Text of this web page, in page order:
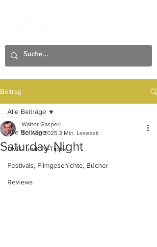
Beitrag
Alle Beiträge
DVD- und TV-Tipps
Festivals, Filmgeschichte, Bücher
Reviews
Alle Beiträge
Saturday Night
Walter Gasperi
30. Apr. 2025 3 Min. Lesezeit